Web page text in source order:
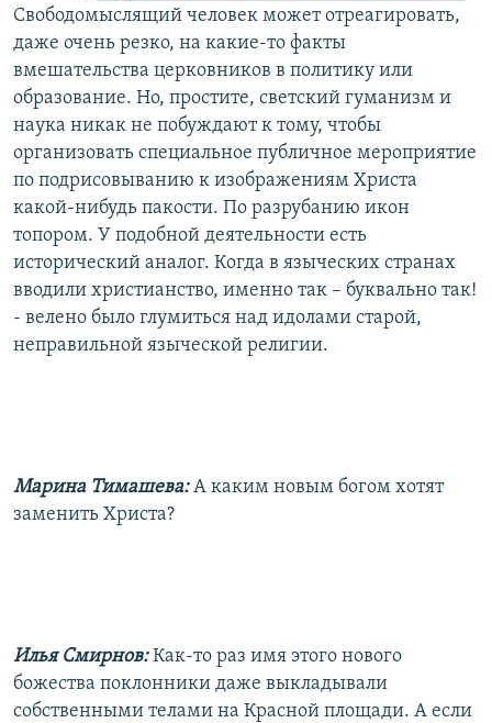
Свободомыслящий человек может отреагировать,
даже очень резко, на какие-то факты
вмешательства церковников в политику или
образование. Но, простите, светский гуманизм и
наука никак не побуждают к тому, чтобы
организовать специальное публичное мероприятие
по подрисовыванию к изображениям Христа
какой-нибудь пакости. По разрубанию икон
топором. У подобной деятельности есть
исторический аналог. Когда в языческих странах
вводили христианство, именно так – буквально так!
- велено было глумиться над идолами старой,
неправильной языческой религии.
Марина Тимашева:А каким новым богом хотят
заменить Христа?
Илья Смирнов:Как-то раз имя этого нового
божества поклонники даже выкладывали
собственными телами на Красной площади. А если